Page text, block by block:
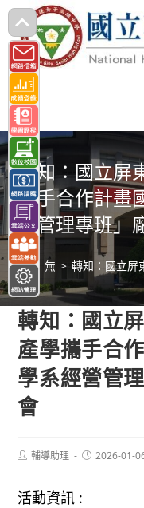
跳
轉
至
主
要
內
容 轉知：國立屏
攜手合作計畫
營管理專班」
> 無 > 轉知：國立屏
轉知：國立
產學攜手合
學系經營管
會
Post輔導助理
Post2026-01-
活動資訊 :